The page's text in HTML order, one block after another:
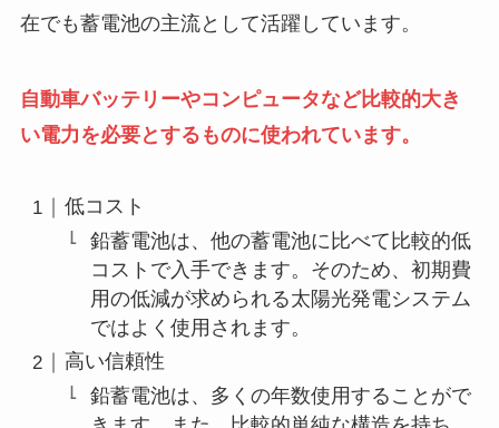
在でも蓄電池の主流として活躍しています。
自動車バッテリーやコンピュータなど比較的大き
い電力を必要とするものに使われています。
低コスト
鉛蓄電池は、他の蓄電池に比べて比較的低
コストで入手できます。そのため、初期費
用の低減が求められる太陽光発電システム
ではよく使用されます。
高い信頼性
鉛蓄電池は、多くの年数使用することがで